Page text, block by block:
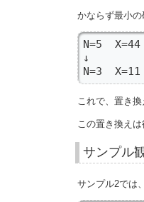
かならず最小
N=5
↓
N=3
これで、置き
この置き換え
サンプル
サンプル2では